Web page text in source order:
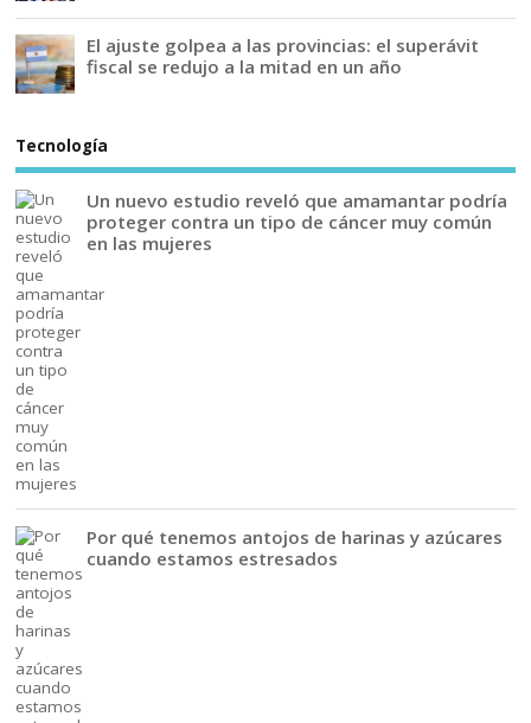
El ajuste golpea a las provincias: el superávit
fiscal se redujo a la mitad en un año
Tecnología
Un nuevo estudio reveló que amamantar podría
proteger contra un tipo de cáncer muy común
en las mujeres
Por qué tenemos antojos de harinas y azúcares
cuando estamos estresados